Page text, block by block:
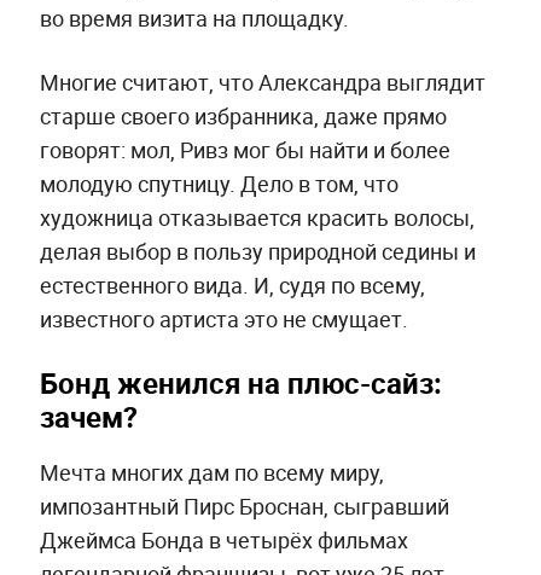
во время визита на площадку.
Многие считают, что Александра выглядит
старше своего избранника, даже прямо
говорят: мол, Ривз мог бы найти и более
молодую спутницу. Дело в том, что
художница отказывается красить волосы,
делая выбор в пользу природной седины и
естественного вида. И, судя по всему,
известного артиста это не смущает.
Бонд женился на плюс-сайз:
зачем?
Мечта многих дам по всему миру,
импозантный Пирс Броснан, сыгравший
Джеймса Бонда в четырёх фильмах